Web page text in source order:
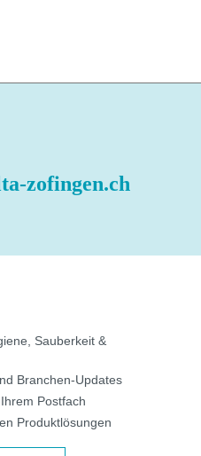
zofingen.ch
Sauberkeit &
Branchen-Updates
Postfach
Produktlösungen